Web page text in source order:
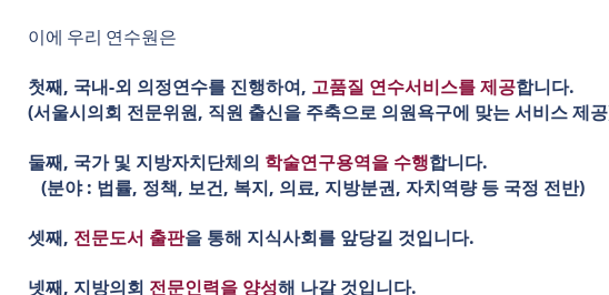
이에 우리 연수원은
첫째, 국내-외 의정연수를 진행하여, 고품질 연수서비스를 제공합니다.
(서울시의회 전문위원, 직원 출신을 주축으로 의원욕구에 맞는 서비스 제
둘째, 국가 및 지방자치단체의 학술연구용역을 수행합니다.
(분야 : 법률, 정책, 보건, 복지, 의료, 지방분권, 자치역량 등 국정 전반)
셋째, 전문도서 출판을 통해 지식사회를 앞당길 것입니다.
넷째, 지방의회 전문인력을 양성해 나갈 것입니다.